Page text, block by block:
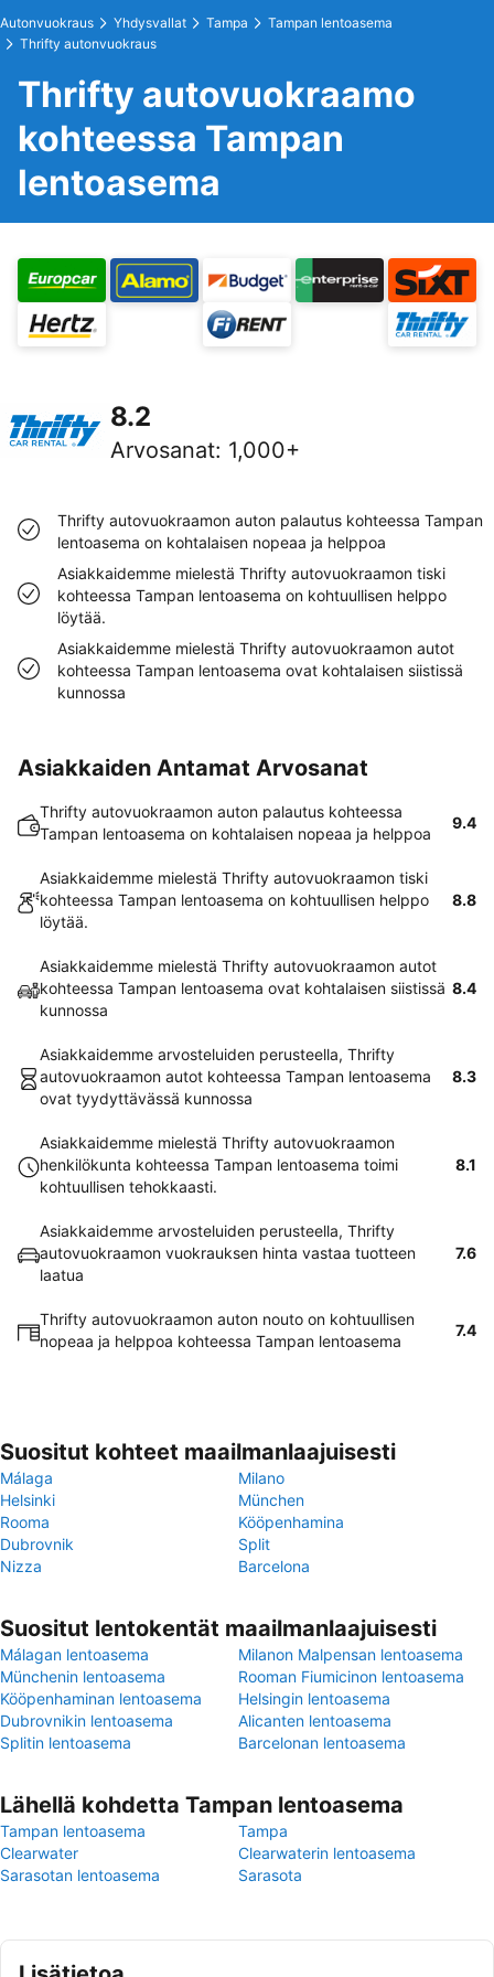
Autonvuokraus Yhdysvallat Tampa
Tampan lentoasema
Thrifty autonvuokraus
Thrifty autovuokraamo
kohteessa Tampan
lentoasema
8.2
Arvosanat: 1,000+
Thrifty autovuokraamon auton palautus kohteessa Tampan
lentoasema on kohtalaisen nopeaa ja helppoa
Asiakkaidemme mielestä Thrifty autovuokraamon tiski
kohteessa Tampan lentoasema on kohtuullisen helppo
löytää.
Asiakkaidemme mielestä Thrifty autovuokraamon autot
kohteessa Tampan lentoasema ovat kohtalaisen siistissä
kunnossa
Asiakkaiden Antamat Arvosanat
Thrifty autovuokraamon auton palautus kohteessa
Tampan lentoasema on kohtalaisen nopeaa ja helppoa
9.4
Asiakkaidemme mielestä Thrifty autovuokraamon tiski
kohteessa Tampan lentoasema on kohtuullisen helppo
löytää.
8.8
Asiakkaidemme mielestä Thrifty autovuokraamon autot
kohteessa Tampan lentoasema ovat kohtalaisen siistissä
kunnossa
8.4
Asiakkaidemme arvosteluiden perusteella, Thrifty
autovuokraamon autot kohteessa Tampan lentoasema
ovat tyydyttävässä kunnossa
8.3
Asiakkaidemme mielestä Thrifty autovuokraamon
henkilökunta kohteessa Tampan lentoasema toimi
kohtuullisen tehokkaasti.
8.1
Asiakkaidemme arvosteluiden perusteella, Thrifty
autovuokraamon vuokrauksen hinta vastaa tuotteen
laatua
7.6
Thrifty autovuokraamon auton nouto on kohtuullisen
nopeaa ja helppoa kohteessa Tampan lentoasema
7.4
Suositut kohteet maailmanlaajuisesti
Málaga
Milano
Helsinki
München
Rooma
Kööpenhamina
Dubrovnik
Split
Nizza
Barcelona
Suositut lentokentät maailmanlaajuisesti
Málagan lentoasema
Milanon Malpensan lentoasema
Münchenin lentoasema
Rooman Fiumicinon lentoasema
Kööpenhaminan lentoasema
Helsingin lentoasema
Dubrovnikin lentoasema
Alicanten lentoasema
Splitin lentoasema
Barcelonan lentoasema
Lähellä kohdetta Tampan lentoasema
Tampan lentoasema
Tampa
Clearwater
Clearwaterin lentoasema
Sarasotan lentoasema
Sarasota